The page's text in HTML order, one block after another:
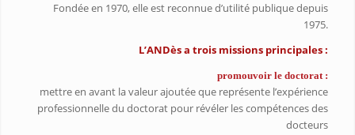
Fondée en 1970, elle est reconnue d’utilité publique depuis
1975.
L’ANDès a trois missions principales :
promouvoir le doctorat :
mettre en avant la valeur ajoutée que représente l’expérience
professionnelle du doctorat pour révéler les compétences des
docteurs